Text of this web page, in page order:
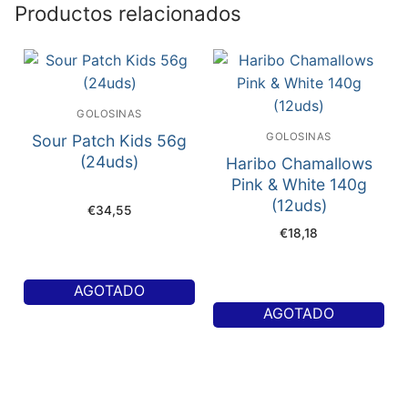
Productos relacionados
GOLOSINAS
Sour Patch Kids 56g
(24uds)
€34,55
AGOTADO
GOLOSINAS
Haribo Chamallows
Pink & White 140g
(12uds)
€18,18
AGOTADO